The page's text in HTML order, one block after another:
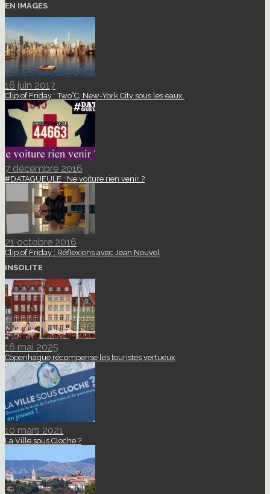
EN IMAGES
16 juin 2017
Clip of Friday : Two°C, New-York City sous les eaux.
7 décembre 2016
#DATAGUEULE : Ne voiture rien venir ?
21 octobre 2016
Clip of Friday : Réflexions avec Jean Nouvel
INSOLITE
16 mai 2025
Copenhague récompense les touristes vertueux
10 mars 2021
La Ville sous Cloche ?